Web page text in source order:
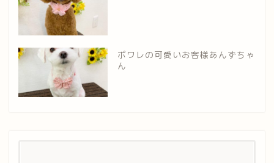
ポワレの可愛いお客様あんずちゃ
ん